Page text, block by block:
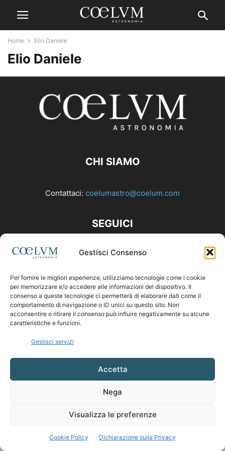
Gestisci Consenso
Per fornire le migliori esperienze, utilizziamo tecnologie come i cookie
per memorizzare e/o accedere alle informazioni del dispositivo. Il
consenso a queste tecnologie ci permetterà di elaborare dati come il
comportamento di navigazione o ID unici su questo sito. Non
acconsentire o ritirare il consenso può influire negativamente su alcune
caratteristiche e funzioni.
Gestisci servizi
Accetta
Nega
Visualizza le preferenze
Cookie Policy Dichiarazione sulla Privacy
Home Elio Daniele
Elio Daniele
CHI SIAMO
Contattaci: coelumastro@coelum.com
SEGUICI